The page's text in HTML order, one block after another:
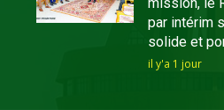
mission, le
par intérim
solide et
il y'a 1 jour